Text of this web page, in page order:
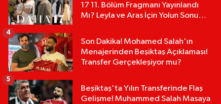
17 11. Bölüm Fragmanı Yayınlandı
Mı? Leyla ve Aras İçin Yolun Sonu
Son Dakika! Mohamed Salah'ın
Menajerinden Beşiktaş Açıklaması!
Transfer Gerçekleşiyor mu?
4
Beşiktaş'ta Yılın Transferinde Flaş
Gelişme! Muhammed Salah Masaya
5